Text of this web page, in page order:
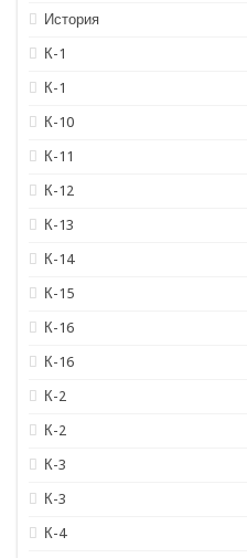
История
К-1
К-1
К-10
К-11
К-12
К-13
К-14
К-15
К-16
К-16
К-2
К-2
К-3
К-3
К-4